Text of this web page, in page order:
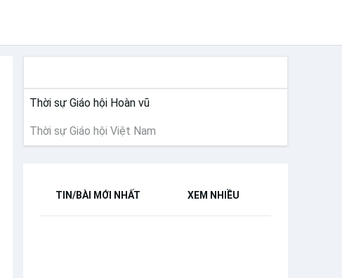
Thời sự Giáo hội Hoàn vũ
Thời sự Giáo hội Việt Nam
TIN/BÀI MỚI NHẤT XEM NHIỀU